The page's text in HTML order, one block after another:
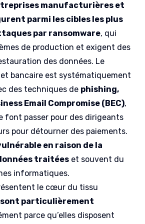
manufacturières et
parmi les cibles les plus
par ransomware, qui
de production et exigent des
des données. Le
bancaire est systématiquement
des techniques de phishing,
Email Compromise (BEC),
font passer pour des dirigeants
pour détourner des paiements.
en raison de la
traitées et souvent du
informatiques.
le cœur du tissu
sont particulièrement
parce qu’elles disposent